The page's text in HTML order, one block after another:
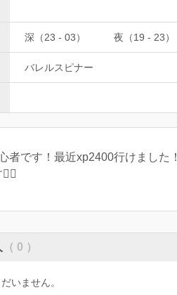
深（23 - 03） 夜（19 - 23）
バレルスピナー
者です！最近xp2400行けました！
（ 0 ）
いません。